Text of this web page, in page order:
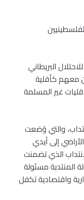
البريطاني
معهم كأقلية
غير المسلمة
والتي وُضعت
إلى أيدي
الذي تضمنت
المنتدبة مسئولة
واقتصادية تكفل